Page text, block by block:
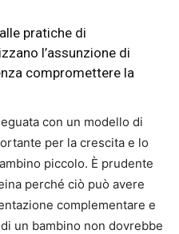
pratiche di
l’assunzione di
compromettere la
con un modello di
per la crescita e lo
piccolo. È prudente
perché ciò può avere
complementare e
un bambino non dovrebbe